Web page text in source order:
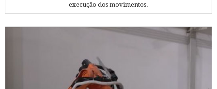
execução dos movimentos.